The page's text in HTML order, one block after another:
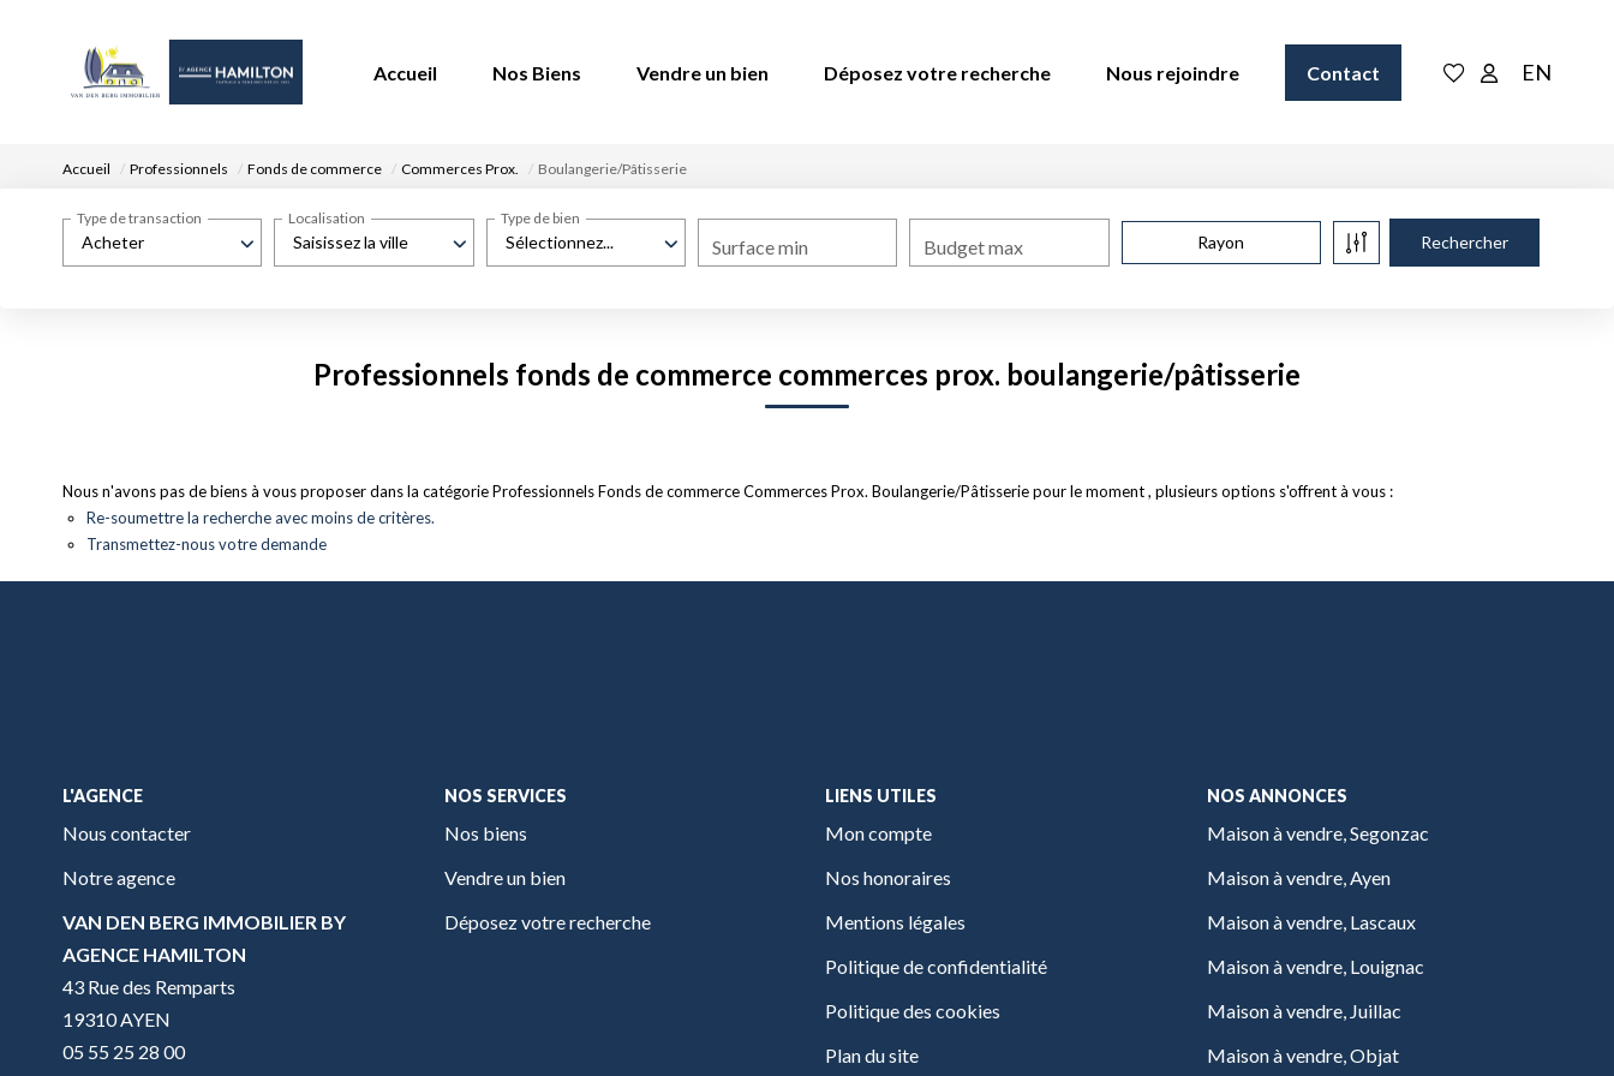
Accueil Nos Biens Vendre un bien Déposez votre recherche Nous rejoindre Contact EN
Accueil Professionnels Fonds de commerce Commerces Prox. Boulangerie/Pâtisserie
Acheter
Type de transaction
Saisissez la ville
Localisation
Sélectionnez...
Type de bien
Surface min Budget max Rayon
Professionnels fonds de commerce commerces prox. boulangerie/pâtisserie
Nous n'avons pas de biens à vous proposer dans la catégorie Professionnels Fonds de commerce Commerces Prox. Boulangerie/Pâtisserie pour le moment , plusieurs options s'offrent à vous :
Re-soumettre la recherche avec moins de critères.
Transmettez-nous votre demande
L'AGENCE
Nous contacter
Notre agence
VAN DEN BERG IMMOBILIER BY
AGENCE HAMILTON
43 Rue des Remparts
19310 AYEN
05 55 25 28 00
NOS SERVICES
Nos biens
Vendre un bien
Déposez votre recherche
LIENS UTILES
Mon compte
Nos honoraires
Mentions légales
Politique de confidentialité
Politique des cookies
Plan du site
NOS ANNONCES
Maison à vendre, Segonzac
Maison à vendre, Ayen
Maison à vendre, Lascaux
Maison à vendre, Louignac
Maison à vendre, Juillac
Maison à vendre, Objat